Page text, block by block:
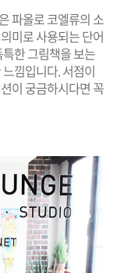
파올로 코엘류의 소
미로 사용되는 단어
한 그림책을 보는
낌입니다. 서점이
이 궁금하시다면 꼭